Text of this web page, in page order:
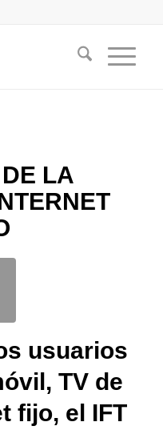
LA
usuarios
TV de
fijo, el IFT